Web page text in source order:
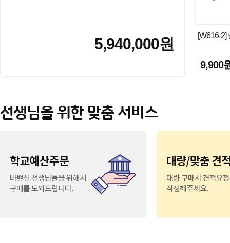
5,940,000원 [W616-2]
9,900
선생님을 위한 맞춤 서비스